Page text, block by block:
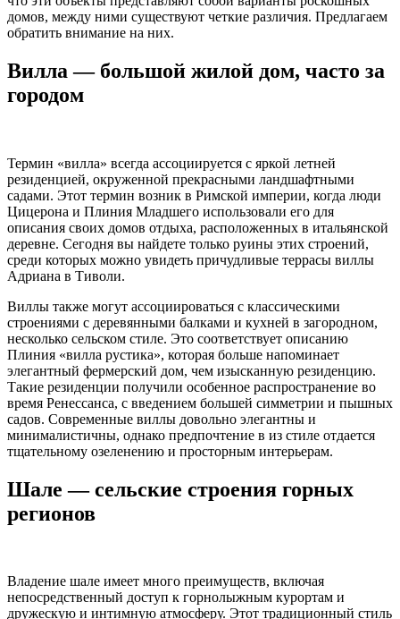
домов, между ними существуют четкие различия. Предлагаем
обратить внимание на них.
Вилла — большой жилой дом, часто за
городом
Термин «вилла» всегда ассоциируется с яркой летней
резиденцией, окруженной прекрасными ландшафтными
садами. Этот термин возник в Римской империи, когда люди
Цицерона и Плиния Младшего использовали его для
описания своих домов отдыха, расположенных в итальянской
деревне. Сегодня вы найдете только руины этих строений,
среди которых можно увидеть причудливые террасы виллы
Адриана в Тиволи.
Виллы также могут ассоциироваться с классическими
строениями с деревянными балками и кухней в загородном,
несколько сельском стиле. Это соответствует описанию
Плиния «вилла рустика», которая больше напоминает
элегантный фермерский дом, чем изысканную резиденцию.
Такие резиденции получили особенное распространение во
время Ренессанса, с введением большей симметрии и пышных
садов. Современные виллы довольно элегантны и
минималистичны, однако предпочтение в из стиле отдается
тщательному озеленению и просторным интерьерам.
Шале — сельские строения горных
регионов
Владение шале имеет много преимуществ, включая
непосредственный доступ к горнолыжным курортам и
дружескую и интимную атмосферу. Этот традиционный стиль